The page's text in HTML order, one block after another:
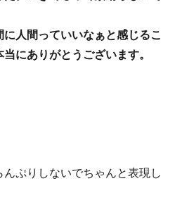
人間っていいなぁと感じるこ
にありがとうございます。
ぷりしないでちゃんと表現し